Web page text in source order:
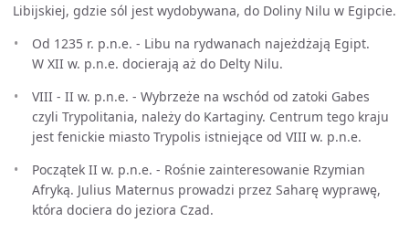
Libijskiej, gdzie sól jest wydobywana, do Doliny Nilu w Egipcie.
Od 1235 r. p.n.e. - Libu na rydwanach najeżdżają Egipt.
W XII w. p.n.e. docierają aż do Delty Nilu.
VIII - II w. p.n.e. - Wybrzeże na wschód od zatoki Gabes
czyli Trypolitania, należy do Kartaginy. Centrum tego kraju
jest fenickie miasto Trypolis istniejące od VIII w. p.n.e.
Początek II w. p.n.e. - Rośnie zainteresowanie Rzymian
Afryką. Julius Maternus prowadzi przez Saharę wyprawę,
która dociera do jeziora Czad.